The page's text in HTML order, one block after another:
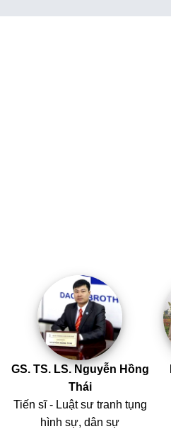
GS. TS. LS. Nguyễn Hồng
Thái
Tiến sĩ - Luật sư tranh tụng
hình sự, dân sự